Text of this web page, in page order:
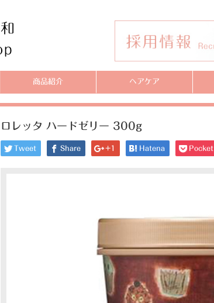
商品紹介 ヘアケア
ロレッタ ハードゼリー 300g
Tweet Share +1 Hatena Pocket